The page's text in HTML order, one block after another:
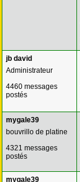
jb david
Administrateur
4460 messages
postés
mygale39
bouvrillo de platine
4321 messages
postés
mygale39